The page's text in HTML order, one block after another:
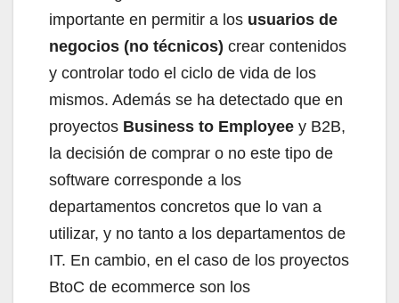
importante en permitir a los usuarios de
negocios (no técnicos) crear contenidos
y controlar todo el ciclo de vida de los
mismos. Además se ha detectado que en
proyectos Business to Employee y B2B,
la decisión de comprar o no este tipo de
software corresponde a los
departamentos concretos que lo van a
utilizar, y no tanto a los departamentos de
IT. En cambio, en el caso de los proyectos
BtoC de ecommerce son los